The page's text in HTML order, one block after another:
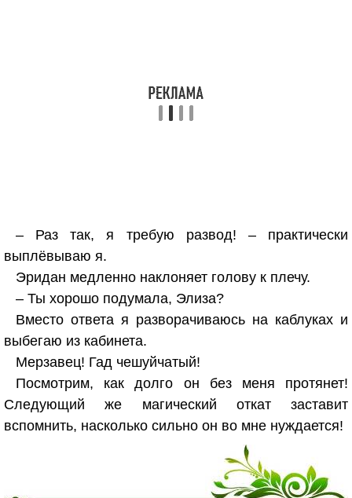
– Раз так, я требую развод! – практически
выплёвываю я.
Эридан медленно наклоняет голову к плечу.
– Ты хорошо подумала, Элиза?
Вместо ответа я разворачиваюсь на каблуках и
выбегаю из кабинета.
Мерзавец! Гад чешуйчатый!
Посмотрим, как долго он без меня протянет!
Следующий же магический откат заставит
вспомнить, насколько сильно он во мне нуждается!